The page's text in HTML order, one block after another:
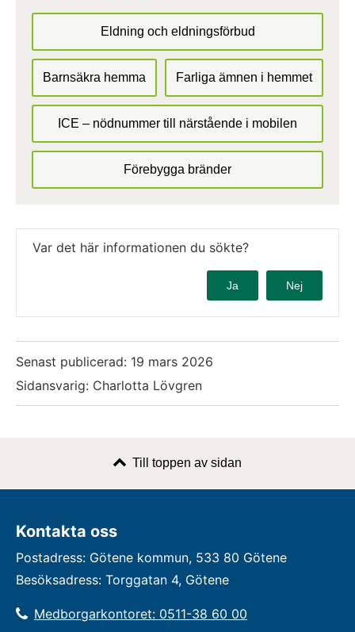
Eldning och eldningsförbud
Barnsäkra hemma Farliga ämnen i hemmet
ICE – nödnummer till närstående i mobilen
Förebygga bränder
Var det här informationen du sökte?
Ja Nej
Senast publicerad: 19 mars 2026
Sidansvarig: Charlotta Lövgren
Till toppen av sidan
Kontakta oss
Postadress: Götene kommun, 533 80 Götene
Besöksadress: Torggatan 4, Götene
Medborgarkontoret: 0511-38 60 00